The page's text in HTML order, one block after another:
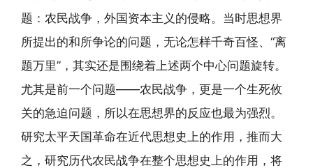
题：农民战争，外国资本主义的侵略。当时思想界
所提出的和所争论的问题，无论怎样千奇百怪、“离
题万里”，其实还是围绕着上述两个中心问题旋转。
尤其是前一个问题——农民战争，更是一个生死攸
关的急迫问题，所以在思想界的反应也最为强烈。
研究太平天国革命在近代思想史上的作用，推而大
之，研究历代农民战争在整个思想史上的作用，将